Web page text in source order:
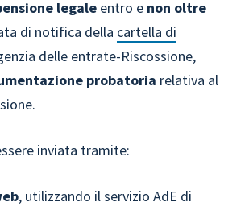
legale entro e non oltre
di notifica della cartella di
delle entrate-Riscossione,
probatoria relativa al
inviata tramite:
, utilizzando il servizio AdE di